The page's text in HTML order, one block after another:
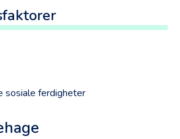
sosiale ferdigheter